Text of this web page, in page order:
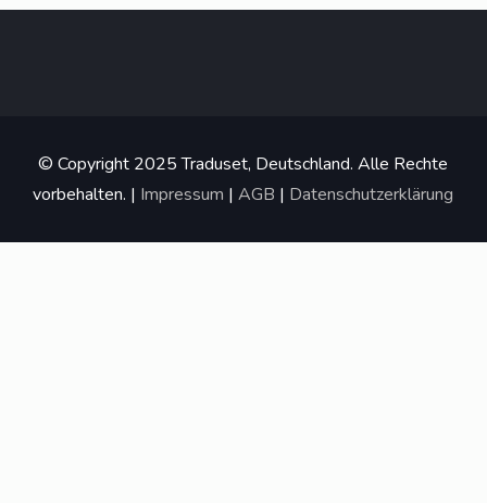
© Copyright 2025 Traduset, Deutschland. Alle Rechte
vorbehalten. | Impressum |AGB | Datenschutzerklärung